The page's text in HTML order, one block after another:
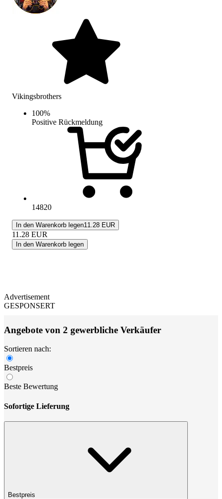
Vikingsbrothers
100%
Positive Rückmeldung
14820
In den Warenkorb legen11.28 EUR
11.28 EUR
In den Warenkorb legen
Advertisement
GESPONSERT
Angebote von 2 gewerbliche Verkäufer
Sortieren nach:
Bestpreis
Beste Bewertung
Sofortige Lieferung
Bestpreis